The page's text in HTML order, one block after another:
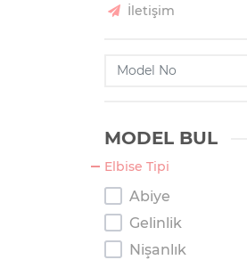
İletişim
MODEL BUL
Elbise Tipi
Abiye
Gelinlik
Nişanlık